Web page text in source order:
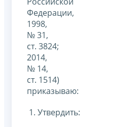
Федерации,
1998,
№ 31,
ст. 3824;
2014,
№ 14,
ст. 1514)
приказываю:
1. Утвердить: